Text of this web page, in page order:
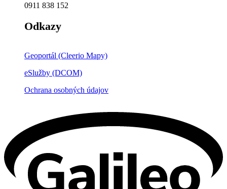
0911 838 152
Odkazy
Geoportál (Cleerio Mapy)
eSlužby (DCOM)
Ochrana osobných údajov